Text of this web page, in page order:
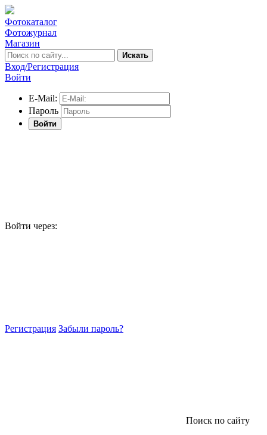
Фотокаталог
Фотожурнал
Магазин
Искать
Вход/Регистрация
Войти
E-Mail:
Пароль
Войти
Войти через:
Регистрация Забыли пароль?
Поиск по сайту